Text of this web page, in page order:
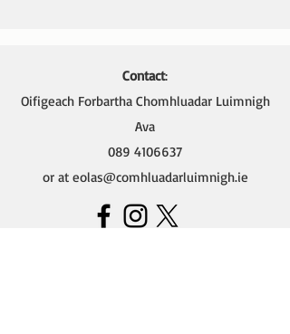
Contact:
Oifigeach Forbartha Chomhluadar Luimnigh
Ava
089 4106637
or at eolas@comhluadarluimnigh.ie